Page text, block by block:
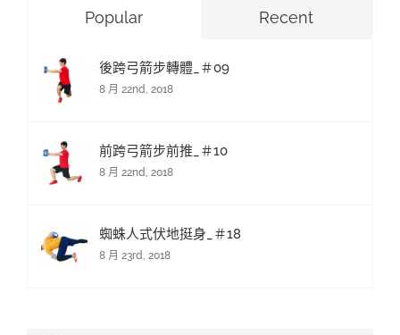
Popular Recent
後跨弓箭步轉體_＃09
8 月 22nd, 2018
前跨弓箭步前推_＃10
8 月 22nd, 2018
蜘蛛人式伏地挺身_＃18
8 月 23rd, 2018